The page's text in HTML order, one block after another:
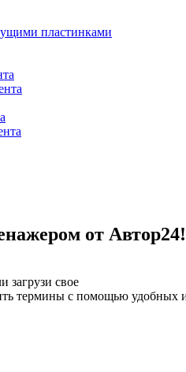
пластинками
от Автор24!
загрузи свое
термины с помощью удобных